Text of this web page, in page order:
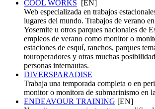
COOL WORKS [EN]
Web especializada en trabajos
lugares del mundo. Trabajos de verano
Yosemite u otros parques nacionales de
empleos de verano como monitor o
estaciones de esquí, ranchos, parques
touroperadores y otras muchas
personas internautas.
DIVERSPARADISE
Trabaja una temporada completa o en
monitor o monitora de submarinismo en
ENDEAVOUR TRAINING [EN]